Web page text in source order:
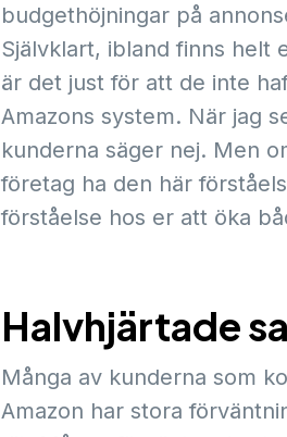
budgethöjningar på
Självklart, ibland finns helt
är det just för att de inte
Amazons system. När jag
kunderna säger nej. Men
företag ha den här
förståelse hos er att öka
Halvhjärtade
Många av kunderna som
Amazon har stora